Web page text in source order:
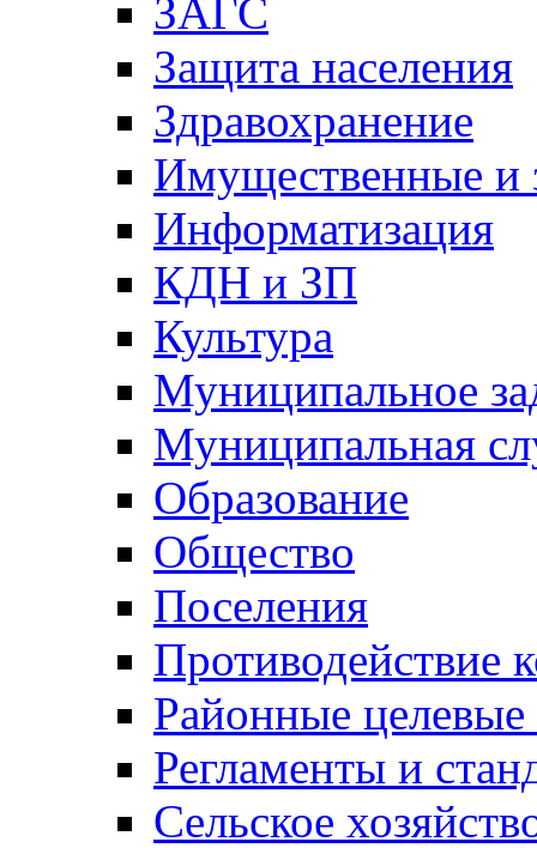
ЗАГС
Защита населения
Здравохранение
Имущественные и
Информатизация
КДН и ЗП
Культура
Муниципальное
Муниципальная
Образование
Общество
Поселения
Противодействие
Районные
Регламенты и
Сельское